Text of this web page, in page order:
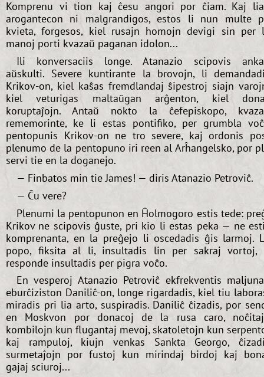
Komprenu vi tion kaj ĉesu angori por ĉiam. Kaj
arogantecon ni malgrandigos, estos li nun multe
kvieta, forgesos, kiel rusajn homojn devigi sin per
manoj porti kvazaŭ paganan idolon...
Ili konversaciis longe. Atanazio scipovis
aŭskulti. Severe kuntirante la brovojn, li
Krikov-on, kiel kaŝas fremdlandaj ŝipestroj siajn
kiel veturigas maltaŭgan arĝenton, kiel
koruptaĵojn. Antaŭ nokto la ĉefepiskopo,
rememorinte, ke li estas pontifiko, per grumbla
pentopunis Krikov-on ne tro severe, kaj ordonis
plenumo de la pentopuno iri reen al Arĥangelsko, por
servi tie en la doganejo.
— Finbatos min tie James! — diris Atanazio Petroviĉ.
— Ĉu vere?
Plenumi la pentopunon en Ĥolmogoro estis tede:
Krikov ne scipovis ĝuste, pri kio li estas peka — ne
komprenanta, en la preĝejo li oscedadis ĝis larmoj.
popo, fiksita al li, insultadis lin per sakraj vortoj,
responde insultadis per pigra voĉo.
En vesperoj Atanazio Petroviĉ ekfrekventis
eburĉiziston Daniliĉ-on, longe rigardadis, kiel tiu
miradis pri lia arto, suspiradis. Daniliĉ ĉizadis, por
en Moskvon por donacoj de la rusa caro,
kombilojn kun flugantaj mevoj, skatoletojn kun
kaj rampuloj, kiujn venkas Sankta Georgo,
surmetaĵojn por fustoj kun mirindaj birdoj kaj
gajaj sciuroj...